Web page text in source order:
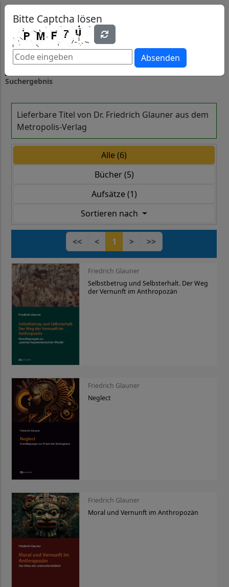
Bitte Captcha lösen
Absenden
Suchergebnis
Lieferbare Titel von Dr. Friedrich Glauner aus dem
Metropolis-Verlag
Alle (6)
Bücher (5)
Aufsätze (1)
Sortieren nach
<< < 1 > >>
Friedrich Glauner
Selbstbetrug und Selbsterhalt. Der Weg
der Vernunft im Anthropozän
Friedrich Glauner
Neglect
Friedrich Glauner
Moral und Vernunft im Anthropozän